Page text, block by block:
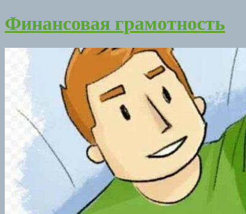
Финансовая грамотность